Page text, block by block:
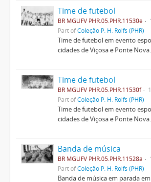
Time de futebol
BR MGUFV PHR.05.PHR.11530e
Part ofColeção P. H. Rolfs (PHR)
Time de futebol em evento
cidades de Viçosa e Ponte Nova.
Time de futebol
BR MGUFV PHR.05.PHR.11530f
Part ofColeção P. H. Rolfs (PHR)
Time de futebol em evento
cidades de Viçosa e Ponte Nova.
Banda de música
BR MGUFV PHR.05.PHR.11528a
Part ofColeção P. H. Rolfs (PHR)
Banda de música em parada